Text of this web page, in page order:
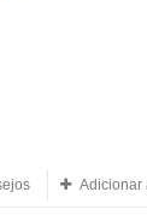
Adicionar